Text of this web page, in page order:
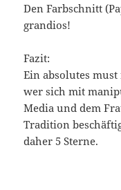
Den Farbschnitt
grandios!
Fazit:
Ein absolutes
wer sich mit
Media und dem
Tradition
daher 5 Sterne.